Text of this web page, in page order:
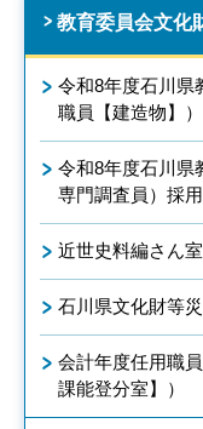
教育委員会文化
令和8年度石川県
職員【建造物】
令和8年度石川県
専門調査員）採
近世史料編さん室
石川県文化財等
会計年度任用職
課能登分室】）